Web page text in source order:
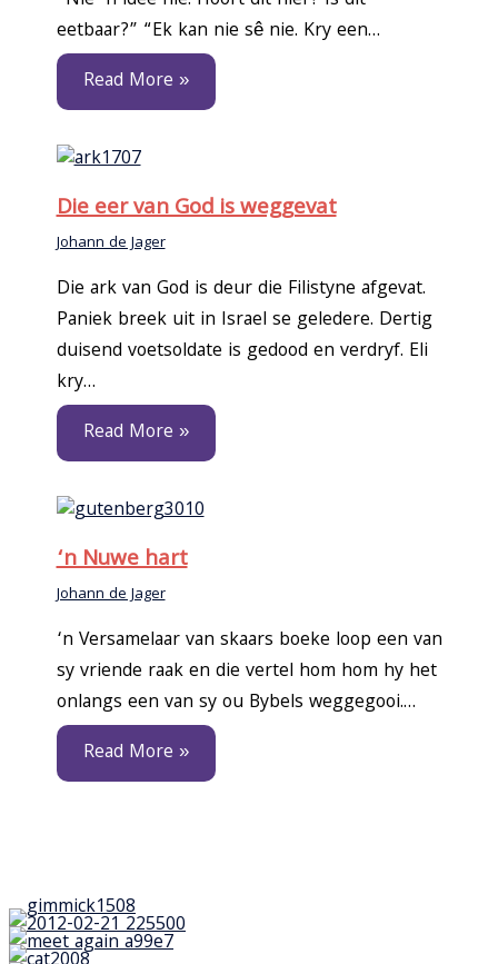
eetbaar?” “Ek kan nie sê nie. Kry een…
Read More »
Die eer van God is weggevat
Johann de Jager
Die ark van God is deur die Filistyne afgevat.
Paniek breek uit in Israel se geledere. Dertig
duisend voetsoldate is gedood en verdryf. Eli
kry…
Read More »
‘n Nuwe hart
Johann de Jager
‘n Versamelaar van skaars boeke loop een van
sy vriende raak en die vertel hom hom hy het
onlangs een van sy ou Bybels weggegooi.…
Read More »